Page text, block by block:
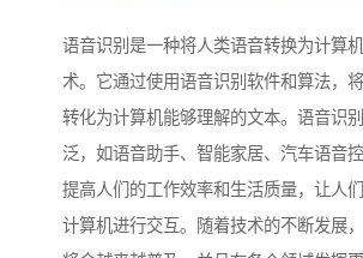
语音识别是一种将人类语音转换为计算
术。它通过使用语音识别软件和算法，
转化为计算机能够理解的文本。语音识
泛，如语音助手、智能家居、汽车语音
提高人们的工作效率和生活质量，让人
计算机进行交互。随着技术的不断发展